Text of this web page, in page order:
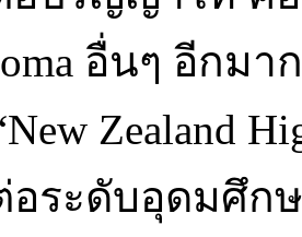
อื่นๆ อีกม
Zealand
อระดับอุดมศึ